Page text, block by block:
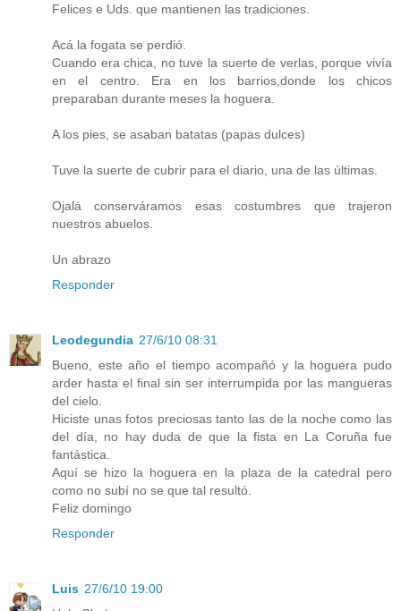
Felices e Uds. que mantienen las tradiciones.
Acá la fogata se perdió.
Cuando era chica, no tuve la suerte de verlas, porque vivía
en el centro. Era en los barrios,donde los chicos
preparaban durante meses la hoguera.
A los pies, se asaban batatas (papas dulces)
Tuve la suerte de cubrir para el diario, una de las últimas.
Ojalá conserváramos esas costumbres que trajeron
nuestros abuelos.
Un abrazo
Responder
Leodegundia 27/6/10 08:31
Bueno, este año el tiempo acompañó y la hoguera pudo
arder hasta el final sin ser interrumpida por las mangueras
del cielo.
Hiciste unas fotos preciosas tanto las de la noche como las
del día, no hay duda de que la fista en La Coruña fue
fantástica.
Aquí se hizo la hoguera en la plaza de la catedral pero
como no subí no se que tal resultó.
Feliz domingo
Responder
Luis 27/6/10 19:00